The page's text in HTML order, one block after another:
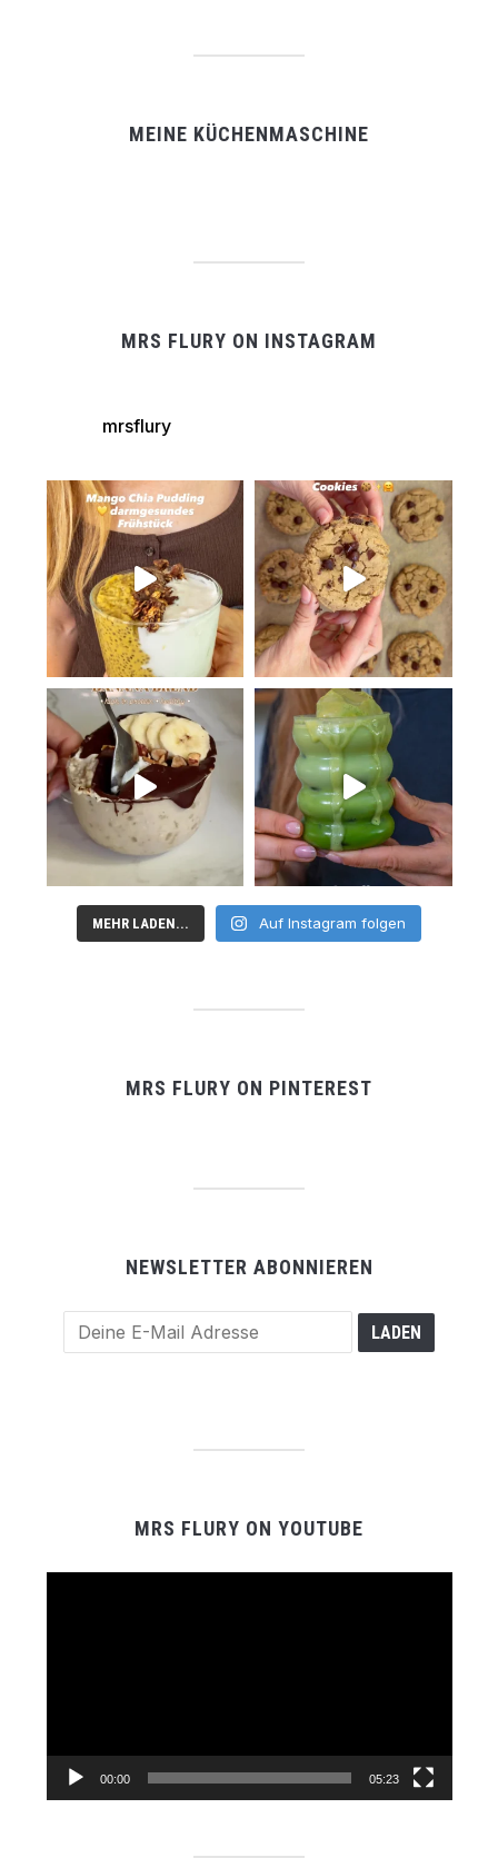
MEINE KÜCHENMASCHINE
MRS FLURY ON INSTAGRAM
mrsflury
MEHR LADEN... Auf Instagram folgen
MRS FLURY ON PINTEREST
NEWSLETTER ABONNIEREN
MRS FLURY ON YOUTUBE
00:00 05:23